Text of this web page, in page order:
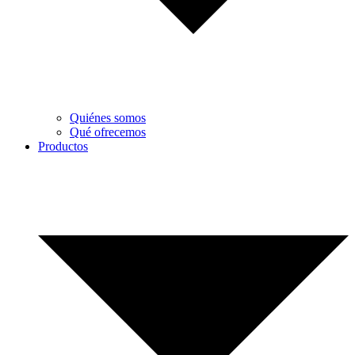
Quiénes somos
Qué ofrecemos
Productos